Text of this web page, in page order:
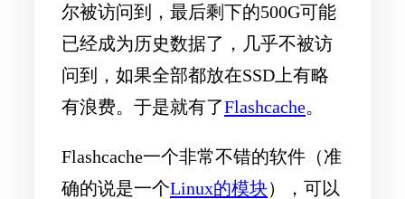
尔被访问到，最后剩下的500G可能
已经成为历史数据了，几乎不被访
问到，如果全部都放在SSD上有略
有浪费。于是就有了Flashcache。
Flashcache一个非常不错的软件（准
确的说是一个Linux的模块），可以